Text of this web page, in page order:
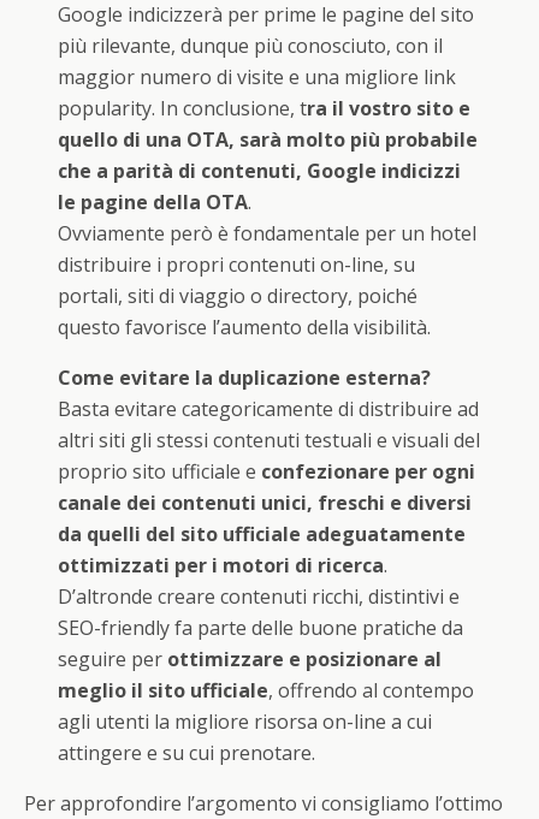
Google indicizzerà per prime le pagine del sito
più rilevante, dunque più conosciuto, con il
maggior numero di visite e una migliore link
popularity. In conclusione, tra il vostro sito e
quello di una OTA, sarà molto più probabile
che a parità di contenuti, Google indicizzi
le pagine della OTA.
Ovviamente però è fondamentale per un hotel
distribuire i propri contenuti on-line, su
portali, siti di viaggio o directory, poiché
questo favorisce l’aumento della visibilità.
Come evitare la duplicazione esterna?
Basta evitare categoricamente di distribuire ad
altri siti gli stessi contenuti testuali e visuali del
proprio sito ufficiale e confezionare per ogni
canale dei contenuti unici, freschi e diversi
da quelli del sito ufficiale adeguatamente
ottimizzati per i motori di ricerca.
D’altronde creare contenuti ricchi, distintivi e
SEO-friendly fa parte delle buone pratiche da
seguire per ottimizzare e posizionare al
meglio il sito ufficiale, offrendo al contempo
agli utenti la migliore risorsa on-line a cui
attingere e su cui prenotare.
Per approfondire l’argomento vi consigliamo l’ottimo